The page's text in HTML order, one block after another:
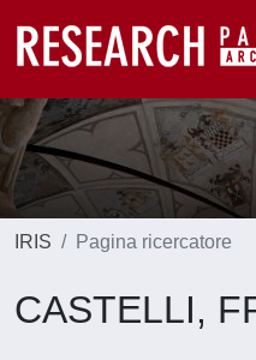
IRIS Pagina ricercatore
CASTELLI,